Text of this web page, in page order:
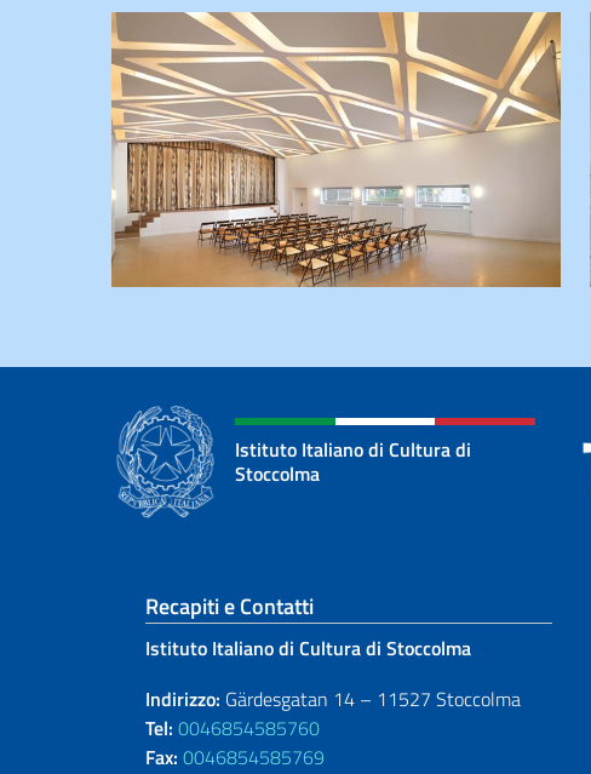
Istituto Italiano di Cultura di
Stoccolma
Sezione footer
Recapiti e Contatti
Istituto Italiano di Cultura di Stoccolma
Indirizzo: Gärdesgatan 14 – 11527 Stoccolma
Tel: 0046854585760
Fax: 0046854585769